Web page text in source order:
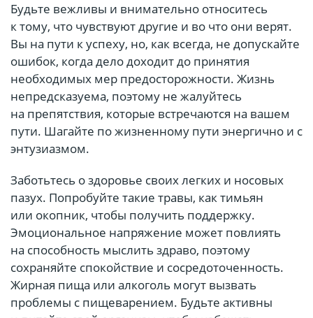
Будьте вежливы и внимательно относитесь
к тому, что чувствуют другие и во что они верят.
Вы на пути к успеху, но, как всегда, не допускайте
ошибок, когда дело доходит до принятия
необходимых мер предосторожности. Жизнь
непредсказуема, поэтому не жалуйтесь
на препятствия, которые встречаются на вашем
пути. Шагайте по жизненному пути энергично и с
энтузиазмом.
Заботьтесь о здоровье своих легких и носовых
пазух. Попробуйте такие травы, как тимьян
или окопник, чтобы получить поддержку.
Эмоциональное напряжение может повлиять
на способность мыслить здраво, поэтому
сохраняйте спокойствие и сосредоточенность.
Жирная пища или алкоголь могут вызвать
проблемы с пищеварением. Будьте активны